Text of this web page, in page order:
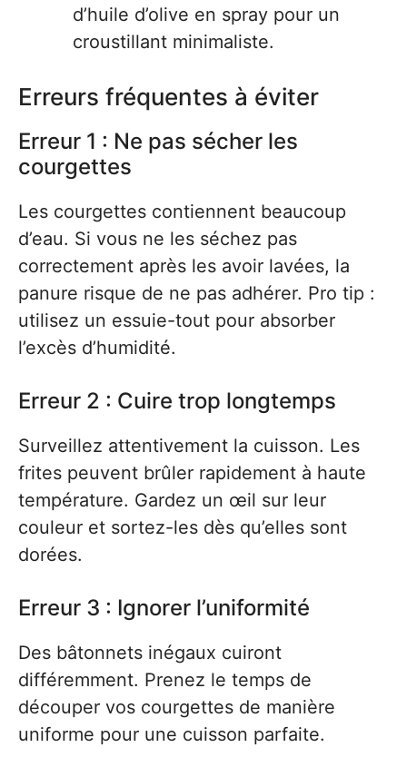
d’huile d’olive en spray pour un
croustillant minimaliste.
Erreurs fréquentes à éviter
Erreur 1 : Ne pas sécher les
courgettes
Les courgettes contiennent beaucoup
d’eau. Si vous ne les séchez pas
correctement après les avoir lavées, la
panure risque de ne pas adhérer. Pro tip :
utilisez un essuie-tout pour absorber
l’excès d’humidité.
Erreur 2 : Cuire trop longtemps
Surveillez attentivement la cuisson. Les
frites peuvent brûler rapidement à haute
température. Gardez un œil sur leur
couleur et sortez-les dès qu’elles sont
dorées.
Erreur 3 : Ignorer l’uniformité
Des bâtonnets inégaux cuiront
différemment. Prenez le temps de
découper vos courgettes de manière
uniforme pour une cuisson parfaite.